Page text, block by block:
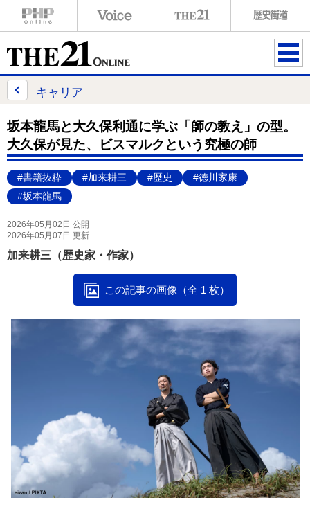
ME
キャリア
坂本龍馬と大久保利通に学ぶ「師の教え」の型。
大久保が見た、ビスマルクという究極の師
#書籍抜粋 #加来耕三 #歴史
#徳川家康
#坂本龍馬
2026年05月02日 公開
2026年05月07日 更新
加来耕三（歴史家・作家）
この記事の画像（全 1 枚）